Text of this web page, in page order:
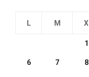
L M X
1
6 7 8